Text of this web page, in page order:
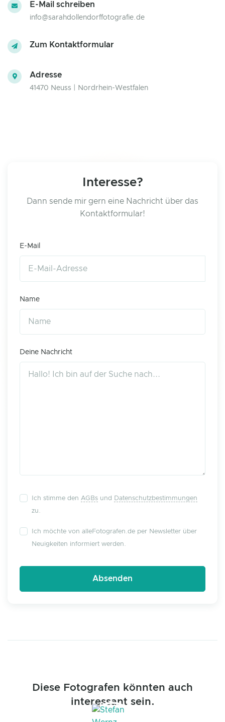
E-Mail schreiben
info@sarahdollendorffotografie.de
Zum Kontaktformular
Adresse
41470 Neuss | Nordrhein-Westfalen
Interesse?
Dann sende mir gern eine Nachricht über das
Kontaktformular!
E-Mail
Name
Deine Nachricht
Ich stimme den AGBs und
Datenschutzbestimmungen
zu.
Ich möchte von alleFotografen.de per Newsletter über
Neuigkeiten informiert werden.
Diese Fotografen könnten auch
interessant sein.